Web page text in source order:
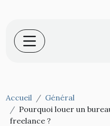
Accueil
Général
Pourquoi louer un
freelance ?